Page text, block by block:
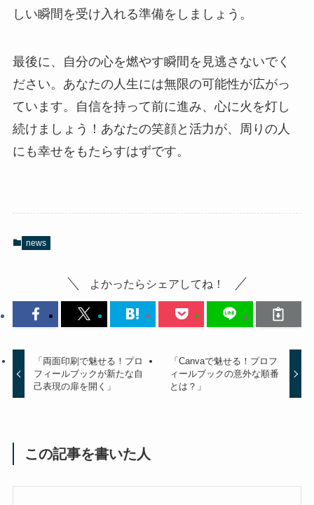
しい瞬間を受け入れる準備をしましょう。
最後に、自分の心を燃やす瞬間を見逃さないでく
ださい。あなたの人生には無限の可能性が広がっ
ています。自信を持って前に進み、心に火を灯し
続けましょう！あなたの笑顔と活力が、周りの人
にも幸せをもたらすはずです。
news
よかったらシェアしてね！
「両面印刷で魅せる！プロ
フィールブックが新たな自
己表現の扉を開く」
「Canvaで魅せる！プロフ
ィールブックの意外な順番
とは？」
この記事を書いた人